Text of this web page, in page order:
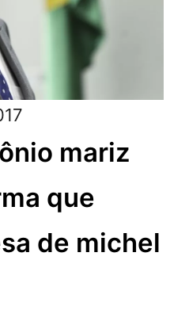
mariz
que
de michel